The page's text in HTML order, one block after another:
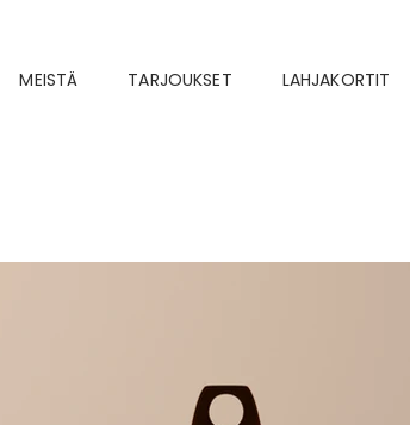
MEISTÄ TARJOUKSET LAHJAKORTIT